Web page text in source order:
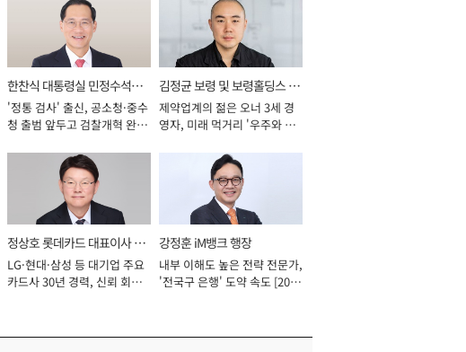
한찬식 대통령실 민정수석비
서관
'정통 검사' 출신, 공소청·중수
청 출범 앞두고 검찰개혁 완수
김정균 보령 및 보령홀딩스 대
표이사 사장
제약업계의 젊은 오너 3세 경
영자, 미래 먹거리 '우주와 헬
정상호 롯데카드 대표이사 사
장
LG·현대·삼성 등 대기업 주요
카드사 30년 경력, 신뢰 회복
강정훈 iM뱅크 행장
내부 이해도 높은 전략 전문가,
'전국구 은행' 도약 속도 [2026